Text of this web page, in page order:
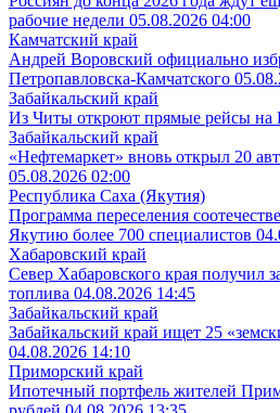
рабочие недели 05.08.2026 04:00
Камчатский край
Андрей Воровский официально
Петропавловска-Камчатского
Забайкальский край
Из Читы откроют прямые рейсы на
Забайкальский край
«Нефтемаркет» вновь открыл 20
05.08.2026 02:00
Республика Саха (Якутия)
Программа переселения
Якутию более 700 специалистов
Хабаровский край
Север Хабаровского края получил
топлива 04.08.2026 14:45
Забайкальский край
Забайкальский край ищет 25
04.08.2026 14:10
Приморский край
Ипотечный портфель жителей